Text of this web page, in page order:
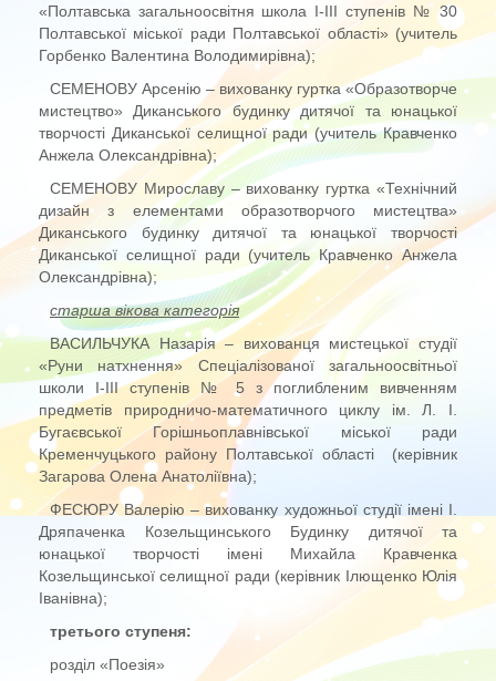
«Полтавська загальноосвітня школа І-ІІІ ступенів № 30
Полтавської міської ради Полтавської області» (учитель
Горбенко Валентина Володимирівна);
СЕМЕНОВУ Арсенію – вихованку гуртка «Образотворче
мистецтво» Диканського будинку дитячої та юнацької
творчості Диканської селищної ради (учитель Кравченко
Анжела Олександрівна);
СЕМЕНОВУ Мирославу – вихованку гуртка «Технічний
дизайн з елементами образотворчого мистецтва»
Диканського будинку дитячої та юнацької творчості
Диканської селищної ради (учитель Кравченко Анжела
Олександрівна);
старша вікова категорія
ВАСИЛЬЧУКА Назарія – вихованця мистецької студії
«Руни натхнення» Спеціалізованої загальноосвітньої
школи І-ІІІ ступенів № 5 з поглибленим вивченням
предметів природничо-математичного циклу ім. Л. І.
Бугаєвської Горішньоплавнівської міської ради
Кременчуцького району Полтавської області (керівник
Загарова Олена Анатоліївна);
ФЕСЮРУ Валерію – вихованку художньої студії імені І.
Дряпаченка Козельщинського Будинку дитячої та
юнацької творчості імені Михайла Кравченка
Козельщинської селищної ради (керівник Ілющенко Юлія
Іванівна);
третього ступеня:
розділ «Поезія»